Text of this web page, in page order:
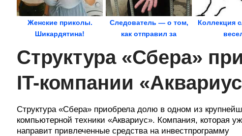
Женские приколы.
Шикардятина!
Следователь — о том,
как отправил за
Коллекция
Структура «Сбера»
IT-компании
Структура «Сбера» приобрела долю в одном из
компьютерной техники «Аквариус». Компания, которая
направит привлеченные средства на инвестпрограмму